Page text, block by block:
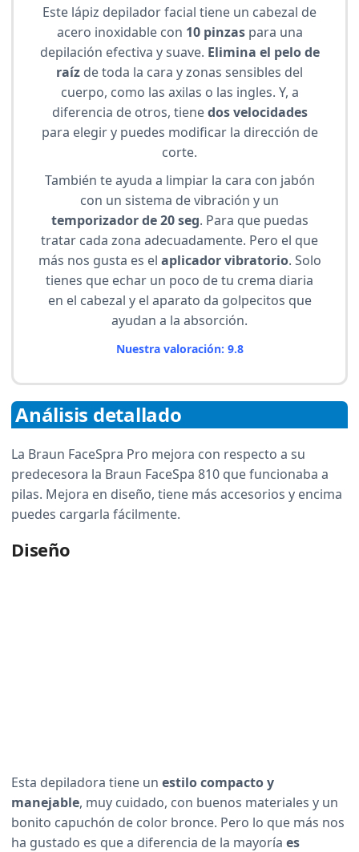
Este lápiz depilador facial tiene un cabezal de
acero inoxidable con 10 pinzas para una
depilación efectiva y suave. Elimina el pelo de
raíz de toda la cara y zonas sensibles del
cuerpo, como las axilas o las ingles. Y, a
diferencia de otros, tienedos velocidades
para elegir y puedes modificar la dirección de
corte.
También te ayuda a limpiar la cara con jabón
con un sistema de vibración y un
temporizador de 20 seg. Para que puedas
tratar cada zona adecuadamente. Pero el que
más nos gusta es el aplicador vibratorio. Solo
tienes que echar un poco de tu crema diaria
en el cabezal y el aparato da golpecitos que
ayudan a la absorción.
Nuestra valoración: 9.8
Análisis detallado
La Braun FaceSpra Pro mejora con respecto a su
predecesora la Braun FaceSpa 810 que funcionaba a
pilas. Mejora en diseño, tiene más accesorios y encima
puedes cargarla fácilmente.
Diseño
Esta depiladora tiene un estilo compacto y
manejable, muy cuidado, con buenos materiales y un
bonito capuchón de color bronce. Pero lo que más nos
ha gustado es que a diferencia de la mayoría es